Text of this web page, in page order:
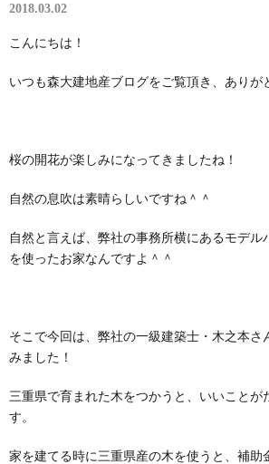
2018.03.02
こんにちは！
いつも森大建地産ブログをご覧頂き、ありが
桜の開花が楽しみになってきましたね！
自然の息吹は素晴らしいですね＾＾
自然と言えば、弊社の事務所横にあるモデル
を使ったお家なんですよ＾＾
そこで今回は、弊社の一級建築士・木之本さ
みました！
三重県で育まれた木をつかうと、いいことが
す。
家を建てる時に三重県産の木を使うと、補助